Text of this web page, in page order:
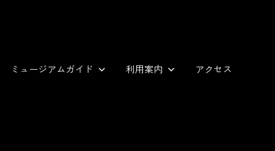
ミュージアムガイド 利用案内 アクセス